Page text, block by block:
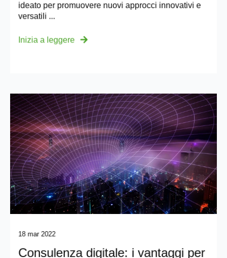
ideato per promuovere nuovi approcci innovativi e
versatili ...
Inizia a leggere
18 mar 2022
Consulenza digitale: i vantaggi per